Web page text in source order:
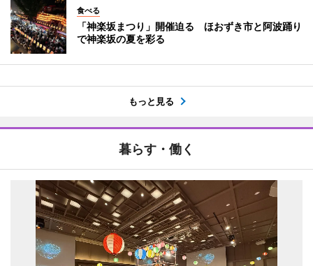
食べる
「神楽坂まつり」開催迫る ほおずき市と阿波踊り
で神楽坂の夏を彩る
もっと見る
暮らす・働く